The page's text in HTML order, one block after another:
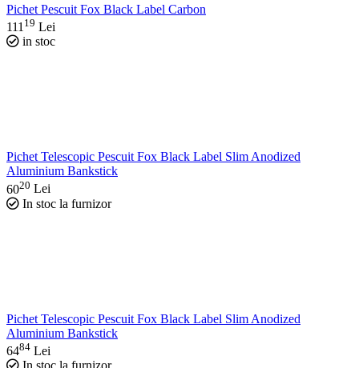
Pichet Pescuit Fox Black Label Carbon
11119 Lei
in stoc
Pichet Telescopic Pescuit Fox Black Label Slim Anodized
Aluminium Bankstick
6020 Lei
In stoc la furnizor
Pichet Telescopic Pescuit Fox Black Label Slim Anodized
Aluminium Bankstick
6484 Lei